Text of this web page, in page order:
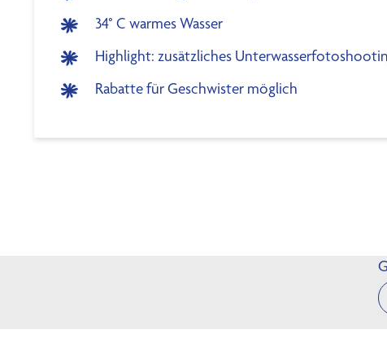
34° C warmes Wasser
Highlight: zusätzliches
Rabatte für Geschwister möglich